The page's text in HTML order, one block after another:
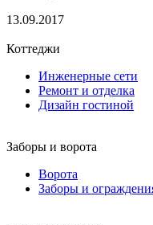
13.09.2017
Коттеджи
Инженерные сети
Ремонт и отделка
Дизайн гостиной
Заборы и ворота
Ворота
Заборы и